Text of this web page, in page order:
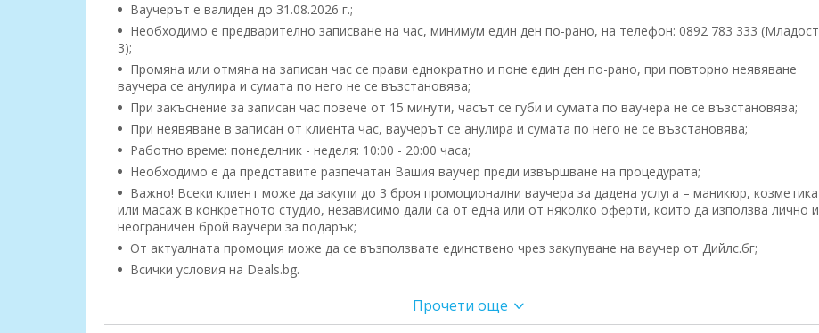
Ваучерът е валиден до 31.08.2026 г.;
Необходимо е предварително записване на час, минимум един ден по-рано, на телефон: 0892 783 333 (Младост
3);
Промяна или отмяна на записан час се прави еднократно и поне един ден по-рано, при повторно неявяване
ваучера се анулира и сумата по него не се възстановява;
При закъснение за записан час повече от 15 минути, часът се губи и сумата по ваучера не се възстановява;
При неявяване в записан от клиента час, ваучерът се анулира и сумата по него не се възстановява;
Работно време: понеделник - неделя: 10:00 - 20:00 часа;
Необходимо е да представите разпечатан Вашия ваучер преди извършване на процедурата;
Важно! Всеки клиент може да закупи до 3 броя промоционални ваучера за дадена услуга – маникюр, козметика
или масаж в конкретното студио, независимо дали са от една или от няколко оферти, които да използва лично и
неограничен брой ваучери за подарък;
От актуалната промоция може да се възползвате единствено чрез закупуване на ваучер от Дийлс.бг;
Всички условия на Deals.bg.
Прочети още